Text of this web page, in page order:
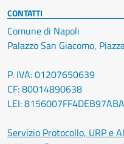
CONTATTI
Comune di Napoli
Palazzo San Giacomo,
P. IVA: 01207650639
CF: 80014890638
LEI:
Servizio Protocollo, URP e